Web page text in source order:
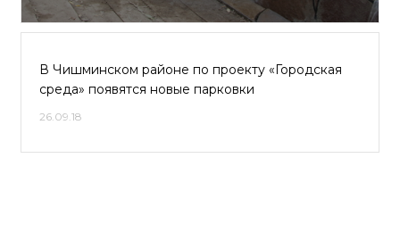
В Чишминском районе по проекту «Городская
среда» появятся новые парковки
26.09.18